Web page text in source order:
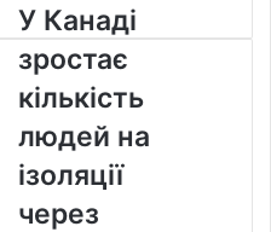
У
Канаді
зростає
кількість
людей
на
ізоляції
через
хантавірус
У Канаді
зростає
кількість
людей на
ізоляції
через